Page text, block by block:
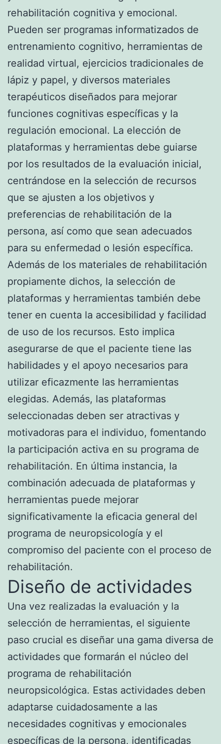
rehabilitación cognitiva y emocional.
Pueden ser programas informatizados de
entrenamiento cognitivo, herramientas de
realidad virtual, ejercicios tradicionales de
lápiz y papel, y diversos materiales
terapéuticos diseñados para mejorar
funciones cognitivas específicas y la
regulación emocional. La elección de
plataformas y herramientas debe guiarse
por los resultados de la evaluación inicial,
centrándose en la selección de recursos
que se ajusten a los objetivos y
preferencias de rehabilitación de la
persona, así como que sean adecuados
para su enfermedad o lesión específica.
Además de los materiales de rehabilitación
propiamente dichos, la selección de
plataformas y herramientas también debe
tener en cuenta la accesibilidad y facilidad
de uso de los recursos. Esto implica
asegurarse de que el paciente tiene las
habilidades y el apoyo necesarios para
utilizar eficazmente las herramientas
elegidas. Además, las plataformas
seleccionadas deben ser atractivas y
motivadoras para el individuo, fomentando
la participación activa en su programa de
rehabilitación. En última instancia, la
combinación adecuada de plataformas y
herramientas puede mejorar
significativamente la eficacia general del
programa de neuropsicología y el
compromiso del paciente con el proceso de
rehabilitación.
Diseño de actividades
Una vez realizadas la evaluación y la
selección de herramientas, el siguiente
paso crucial es diseñar una gama diversa de
actividades que formarán el núcleo del
programa de rehabilitación
neuropsicológica. Estas actividades deben
adaptarse cuidadosamente a las
necesidades cognitivas y emocionales
específicas de la persona, identificadas